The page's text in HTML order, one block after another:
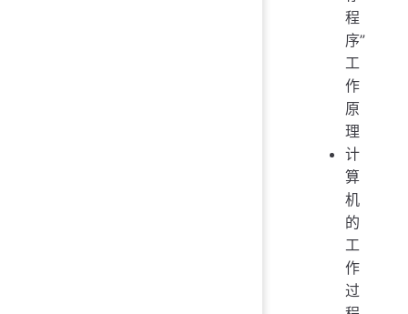
程
序”
工
作
原
理
计
算
机
的
工
作
过